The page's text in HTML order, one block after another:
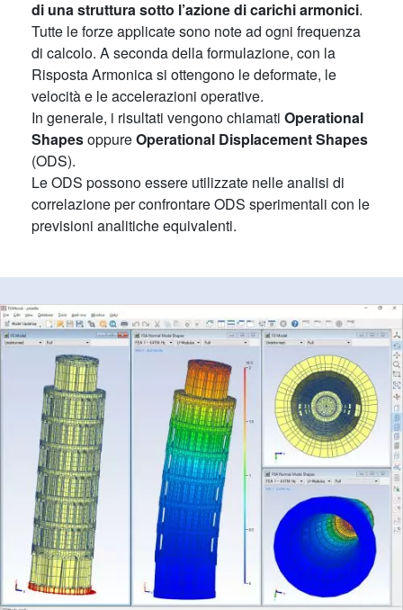
di una struttura sotto l’azione di carichi armonici.
Tutte le forze applicate sono note ad ogni frequenza
di calcolo. A seconda della formulazione, con la
Risposta Armonica si ottengono le deformate, le
velocità e le accelerazioni operative.
In generale, i risultati vengono chiamati Operational
ShapesoppureOperational Displacement Shapes
(ODS).
Le ODS possono essere utilizzate nelle analisi di
correlazione per confrontare ODS sperimentali con le
previsioni analitiche equivalenti.